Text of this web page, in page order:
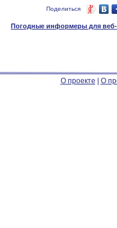
Поделиться
Погодные информеры для веб-
О проекте О